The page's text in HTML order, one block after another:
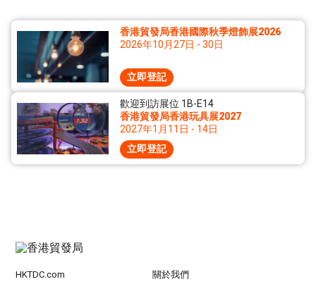
香港貿發局香港國際秋季燈飾展2026
2026年10月27日 - 30日
立即登記
歡迎到訪展位 1B-E14
香港貿發局香港玩具展2027
2027年1月11日 - 14日
立即登記
HKTDC.com 關於我們